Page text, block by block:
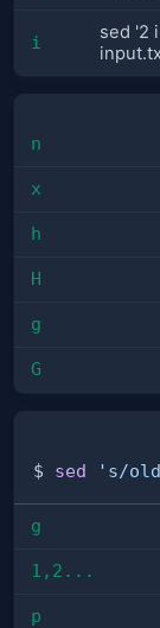
i
sed '2
n
x
h
H
g
G
$ sed 's/
g
1,2...
p